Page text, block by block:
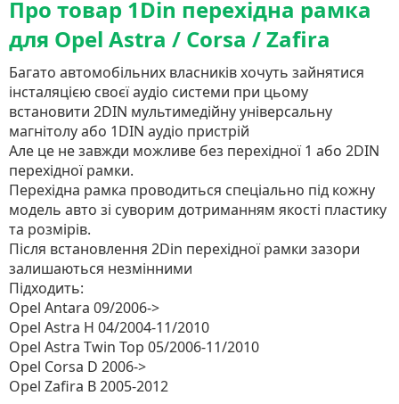
Про товар 1Din перехідна рамка
для Opel Astra / Corsa / Zafira
Багато автомобільних власників хочуть зайнятися
інсталяцією своєї аудіо системи при цьому
встановити 2DIN мультимедійну універсальну
магнітолу або 1DIN аудіо пристрій
Але це не завжди можливе без перехідної 1 або 2DIN
перехідної рамки.
Перехідна рамка проводиться спеціально під кожну
модель авто зі суворим дотриманням якості пластику
та розмірів.
Після встановлення 2Din перехідної рамки зазори
залишаються незмінними
Підходить:
Opel Antara 09/2006->
Opel Astra H 04/2004-11/2010
Opel Astra Twin Top 05/2006-11/2010
Opel Corsa D 2006->
Opel Zafira B 2005-2012